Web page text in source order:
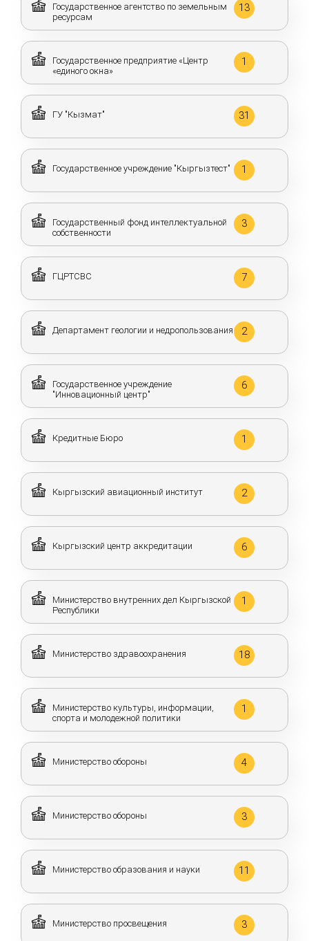
Государственное агентство по земельным
ресурсам
13
Государственное предприятие «Центр
«единого окна»
1
ГУ "Кызмат" 31
Государственное учреждение "Кыргызтест" 1
Государственный фонд интеллектуальной
собственности
3
ГЦРТСВС 7
Департамент геологии и недропользования 2
Государственное учреждение
"Инновационный центр"
6
Кредитные Бюро 1
Кыргызский авиационный институт 2
Кыргызский центр аккредитации 6
Министерство внутренних дел Кыргызской
Республики
1
Министерство здравоохранения 18
Министерство культуры, информации,
спорта и молодежной политики
1
Министерство обороны 4
Министерство обороны 3
Министерство образования и науки 11
Министерство просвещения 3